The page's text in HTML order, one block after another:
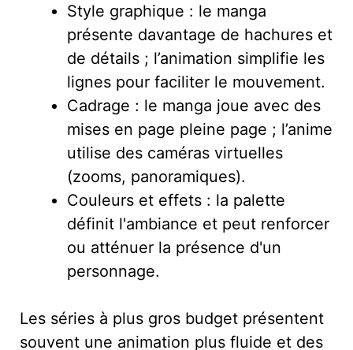
Style graphique : le manga
présente davantage de hachures et
de détails ; l’animation simplifie les
lignes pour faciliter le mouvement.
Cadrage : le manga joue avec des
mises en page pleine page ; l’anime
utilise des caméras virtuelles
(zooms, panoramiques).
Couleurs et effets : la palette
définit l'ambiance et peut renforcer
ou atténuer la présence d'un
personnage.
Les séries à plus gros budget présentent
souvent une animation plus fluide et des